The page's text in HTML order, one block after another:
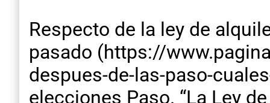
Respecto de la ley de
pasado (https://
despues-de-las-paso-
elecciones Paso. “La Ley